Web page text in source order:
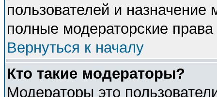
пользователей и
полные модераторские
Вернуться к началу
Кто такие модераторы?
Модераторы это